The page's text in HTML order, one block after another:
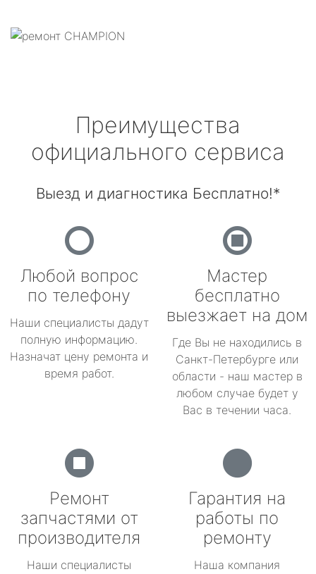
Преимущества
официального сервиса
Выезд и диагностика Бесплатно!*
Любой вопрос
по телефону
Наши специалисты дадут
полную информацию.
Назначат цену ремонта и
время работ.
Мастер
бесплатно
выезжает на дом
Где Вы не находились в
Санкт-Петербурге или
области - наш мастер в
любом случае будет у
Вас в течении часа.
Ремонт
запчастями от
производителя
Наши специалисты
Гарантия на
работы по
ремонту
Наша компания